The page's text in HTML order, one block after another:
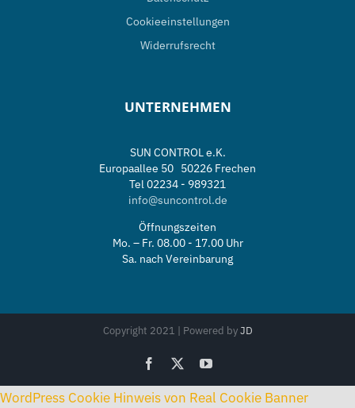
Cookieeinstellungen
Widerrufsrecht
UNTERNEHMEN
SUN CONTROL e.K.
Europaallee 50 50226 Frechen
Tel 02234 - 989321
info@suncontrol.de
Öffnungszeiten
Mo. – Fr. 08.00 - 17.00 Uhr
Sa. nach Vereinbarung
Copyright 2021 | Powered byJD
Facebook YouTube
WordPress Cookie Hinweis von Real Cookie Banner